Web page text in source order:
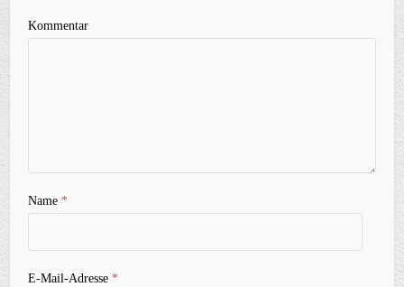
Kommentar
Name*
E-Mail-Adresse*